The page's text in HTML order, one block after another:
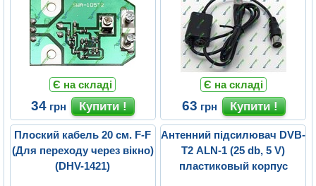
Є на складі
34 грн
Є на складі
63 грн
Плоский кабель 20 см. F-F
(Для переходу через вікно)
(DHV-1421)
Aнтенний підсилювач DVB-
T2 ALN-1 (25 db, 5 V)
пластиковый корпус